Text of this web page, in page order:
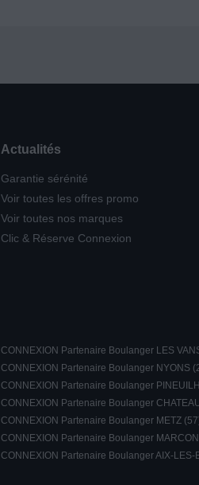
Actualités
Garantie sérénité
Voir toutes les offres promo
Voir toutes nos marques
Clic & Réserve Connexion
CONNEXION Partenaire Boulanger LES
CONNEXION Partenaire Boulanger NYONS
CONNEXION Partenaire Boulanger
CONNEXION Partenaire Boulanger
CONNEXION Partenaire Boulanger METZ
CONNEXION Partenaire Boulanger
CONNEXION Partenaire Boulanger AIX-LES-